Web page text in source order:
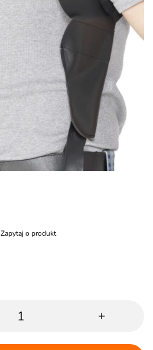
Zapytaj o produkt
+